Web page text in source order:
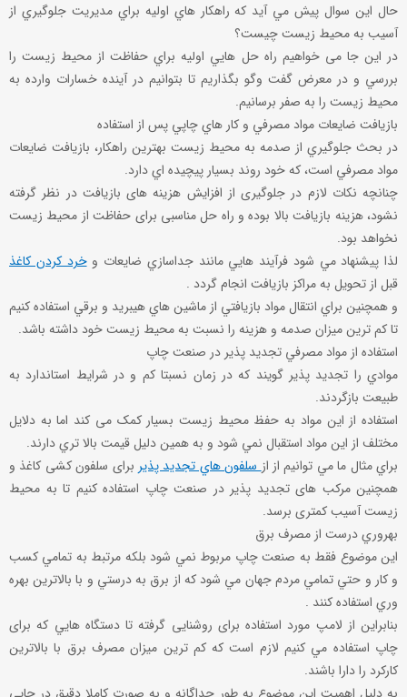
حال اين سوال پيش مي آيد که راهکار هاي اوليه براي مديريت جلوگيري از
آسيب به محيط زيست چيست؟
در اين جا می خواهیم راه حل هايي اوليه براي حفاظت از محيط زيست را
بررسي و در معرض گفت وگو بگذاريم تا بتوانيم در آينده خسارات وارده به
محيط زيست را به صفر برسانيم.
بازيافت ضايعات مواد مصرفي و کار هاي چاپي پس از استفاده
در بحث جلوگيري از صدمه به محيط زيست بهترين راهکار، بازيافت ضايعات
مواد مصرفي است، که خود روند بسيار پيچيده اي دارد.
چنانچه نکات لازم در جلوگیری از افزایش هزینه های بازیافت در نظر گرفته
نشود، هزینه بازیافت بالا بوده و راه حل مناسبی برای حفاظت از محیط زیست
نخواهد بود.
لذا پيشنهاد مي شود فرآيند هايي مانند جداسازي ضایعات وخرد کردن کاغذ
قبل از تحويل به مراکز بازيافت انجام گردد .
و همچنين براي انتقال مواد بازيافتي از ماشين هاي هيبريد و برقي استفاده کنيم
تا کم ترين ميزان صدمه و هزينه را نسبت به محیط زیست خود داشته باشد.
استفاده از مواد مصرفي تجديد پذير در صنعت چاپ
موادي را تجديد پذير گويند که در زمان نسبتا کم و در شرايط استاندارد به
طبيعت بازگردند.
استفاده از اين مواد به حفظ محيط زيست بسيار کمک می کند اما به دلايل
مختلف از اين مواد استقبال نمي شود و به همين دليل قيمت بالا تري دارند.
براي مثال ما مي توانيم از ازسلفون هاي تجديد پذير برای سلفون کشی کاغذ و
همچنين مرکب های تجدید پذیر در صنعت چاپ استفاده کنيم تا به محيط
زيست آسيب کمتری برسد.
بهروري درست از مصرف برق
اين موضوع فقط به صنعت چاپ مربوط نمي شود بلکه مرتبط به تمامي کسب
و کار و حتي تمامي مردم جهان مي شود که از برق به درستي و با بالاترين بهره
وري استفاده کنند .
بنابراین از لامپ مورد استفاده برای روشنایی گرفته تا دستگاه هايي که برای
چاپ استفاده مي کنيم لازم است که کم ترين ميزان مصرف برق با بالاترين
کارکرد را دارا باشند.